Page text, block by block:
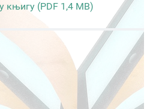
књигу (PDF 1,4 MB)